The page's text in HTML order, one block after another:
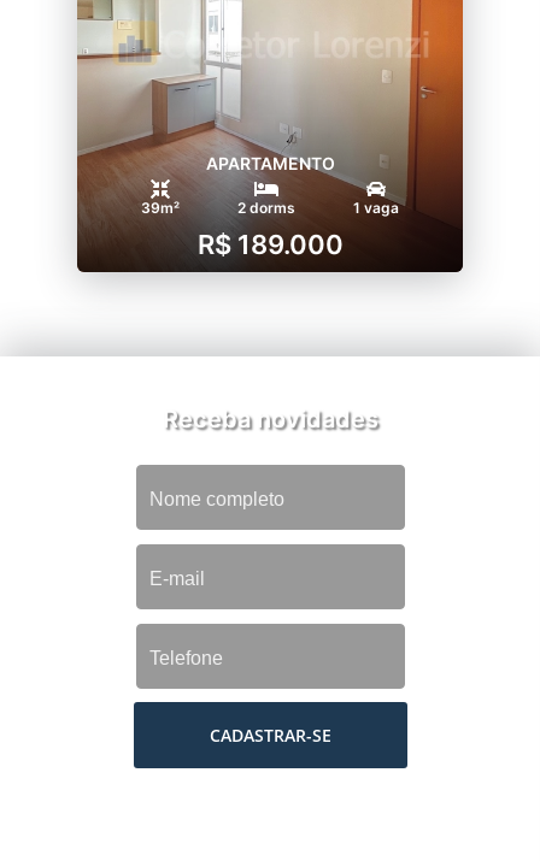
APARTAMENTO
39m² 2 dorms 1 vaga
R$ 189.000
Receba novidades
CADASTRAR-SE